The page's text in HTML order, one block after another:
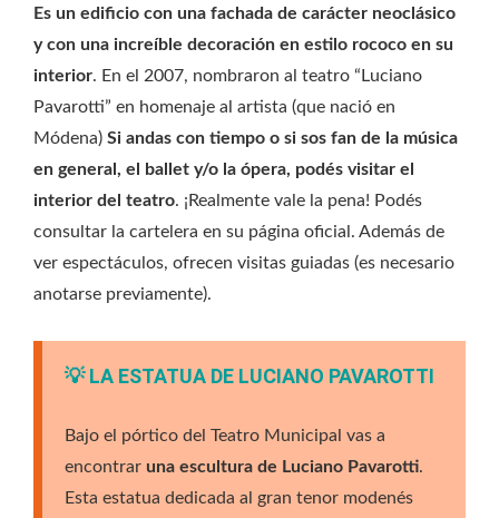
Es un edificio con una fachada de carácter neoclásico
y con una increíble decoración en estilo rococo en su
interior. En el 2007, nombraron al teatro “Luciano
Pavarotti” en homenaje al artista (que nació en
Módena) Si andas con tiempo o si sos fan de la música
en general, el ballet y/o la ópera, podés visitar el
interior del teatro. ¡Realmente vale la pena! Podés
consultar la cartelera en su página oficial. Además de
ver espectáculos, ofrecen visitas guiadas (es necesario
anotarse previamente).
💡 LA ESTATUA DE LUCIANO PAVAROTTI
Bajo el pórtico del Teatro Municipal vas a
encontrar una escultura de Luciano Pavarotti.
Esta estatua dedicada al gran tenor modenés